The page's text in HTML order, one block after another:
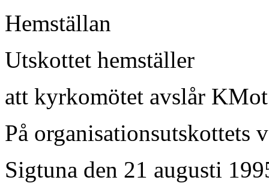
Hemställan
Utskottet hemställer
att kyrkomötet avslår
På organisationsutskottets
Sigtuna den 21 augusti